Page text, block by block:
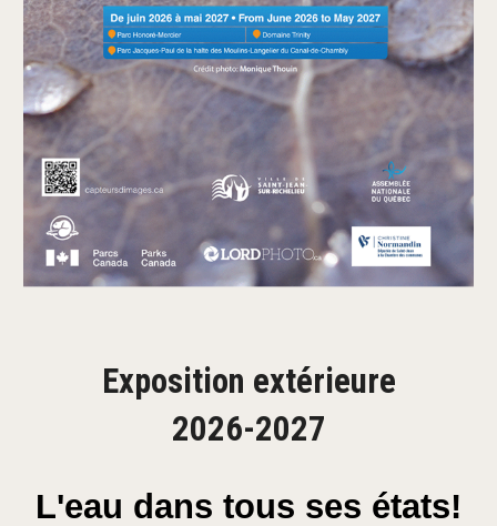
Exposition extérieure
2026-2027
L'eau dans tous ses états!